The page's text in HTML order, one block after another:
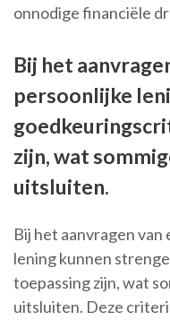
onnodige financiële
Bij het
persoonlijke
zijn, wat
uitsluiten.
Bij het aanvragen
lening kunnen
toepassing zijn, wat
uitsluiten. Deze